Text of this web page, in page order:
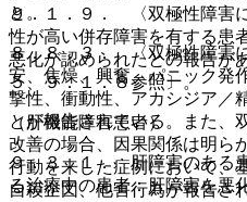
９．１．９． 〈双極性障害
性が高い併存障害を有する患
悪化が認められたとの報告が
５、９．１．８参照〕。
（肝機能障害患者）
９．３．１． 肝障害のある
る治療中の患者：肝障害を悪
と。
８．８．３． 〈双極性障害
安、焦燥、興奮、パニック発
撃性、衝動性、アカシジア／
とが報告されている。また、
改善の場合、因果関係は明ら
行動を来した症例において、
自殺企図、他害行為が報告さ